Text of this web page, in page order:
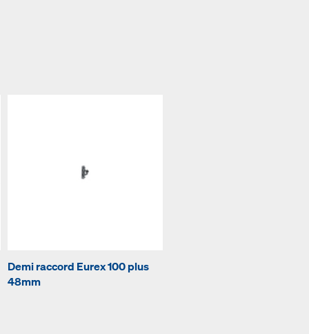
Demi raccord Eurex 100 plus
48mm